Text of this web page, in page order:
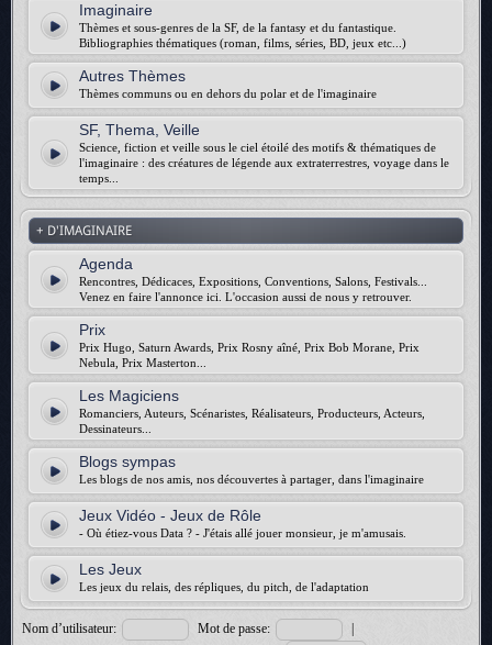
Imaginaire
Thèmes et sous-genres de la SF, de la fantasy et du fantastique.
Bibliographies thématiques (roman, films, séries, BD, jeux etc...)
Autres Thèmes
Thèmes communs ou en dehors du polar et de l'imaginaire
SF, Thema, Veille
Science, fiction et veille sous le ciel étoilé des motifs & thématiques de
l'imaginaire : des créatures de légende aux extraterrestres, voyage dans le
temps...
+ D'IMAGINAIRE
Agenda
Rencontres, Dédicaces, Expositions, Conventions, Salons, Festivals...
Venez en faire l'annonce ici. L'occasion aussi de nous y retrouver.
Prix
Prix Hugo, Saturn Awards, Prix Rosny aîné, Prix Bob Morane, Prix
Nebula, Prix Masterton...
Les Magiciens
Romanciers, Auteurs, Scénaristes, Réalisateurs, Producteurs, Acteurs,
Dessinateurs...
Blogs sympas
Les blogs de nos amis, nos découvertes à partager, dans l'imaginaire
Jeux Vidéo - Jeux de Rôle
- Où étiez-vous Data ? - J'étais allé jouer monsieur, je m'amusais.
Les Jeux
Les jeux du relais, des répliques, du pitch, de l'adaptation
Nom d’utilisateur: Mot de passe:
|